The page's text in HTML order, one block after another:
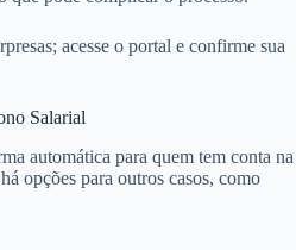
acesse o portal e confirme sua
Salarial
automática para quem tem conta na
opções para outros casos, como